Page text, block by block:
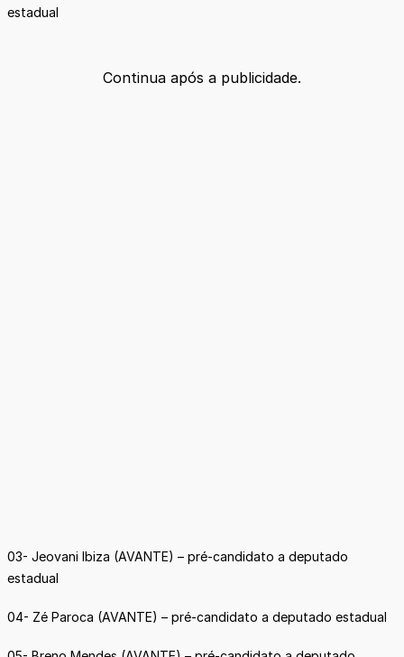
estadual
Continua após a publicidade.
03- Jeovani Ibiza (AVANTE) – pré-candidato a deputado
estadual
04- Zé Paroca (AVANTE) – pré-candidato a deputado estadual